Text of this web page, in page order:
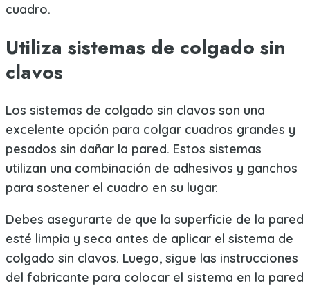
cuadro.
Utiliza sistemas de colgado sin
clavos
Los sistemas de colgado sin clavos son una
excelente opción para colgar cuadros grandes y
pesados sin dañar la pared. Estos sistemas
utilizan una combinación de adhesivos y ganchos
para sostener el cuadro en su lugar.
Debes asegurarte de que la superficie de la pared
esté limpia y seca antes de aplicar el sistema de
colgado sin clavos. Luego, sigue las instrucciones
del fabricante para colocar el sistema en la pared